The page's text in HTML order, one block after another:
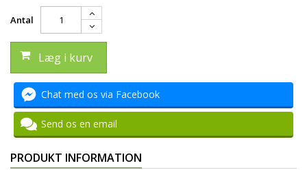
Antal
Læg i kurv
Chat med os via Facebook
Send os en email
PRODUKT INFORMATION